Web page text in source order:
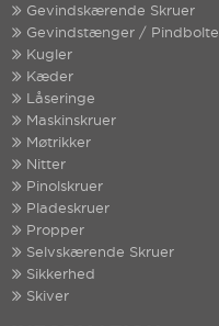
Gevindskærende Skruer
Gevindstænger / Pindbolte
Kugler
Kæder
Låseringe
Maskinskruer
Møtrikker
Nitter
Pinolskruer
Pladeskruer
Propper
Selvskærende Skruer
Sikkerhed
Skiver